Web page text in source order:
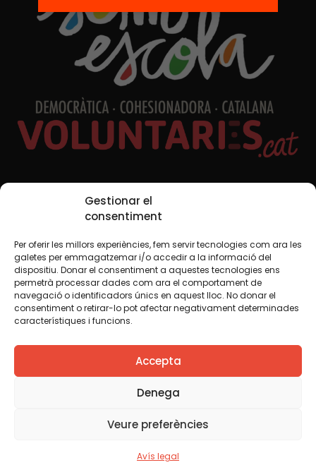
Gestionar el
consentiment
Per oferir les millors experiències, fem servir tecnologies com ara les
galetes per emmagatzemar i/o accedir a la informació del
dispositiu. Donar el consentiment a aquestes tecnologies ens
permetrà processar dades com ara el comportament de
navegació o identificadors únics en aquest lloc. No donar el
consentiment o retirar-lo pot afectar negativament determinades
característiques i funcions.
Accepta
Denega
Veure preferències
Avís legal
Xarxes Socials
TWT YTB IG FB IN
Avís legalPolítica de cookies
Creiem que el coneixement s’ha de compartir. Per això
fem servir una llicència Creative Commons, llevat que en
algun material indiquem el contrari. Us animem a copiar,
redistribuir, remesclar o transformar i crear els continguts
comercial. Només us demanem que reconegueu
l’autoria de la creació original.